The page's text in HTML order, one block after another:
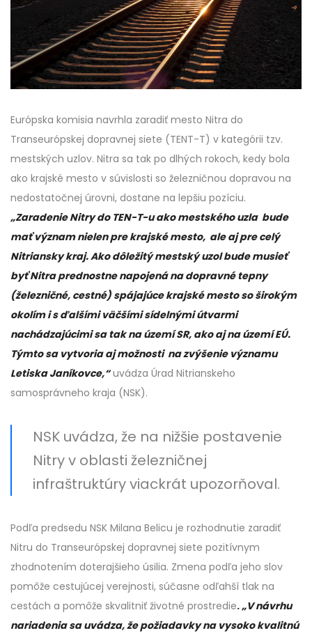
Európska komisia navrhla zaradiť mesto Nitra do
Transeurópskej dopravnej siete (TENT-T) v kategórii tzv.
mestských uzlov. Nitra sa tak po dlhých rokoch, kedy bola
ako krajské mesto v súvislosti so železničnou dopravou na
nedostatočnej úrovni, dostane na lepšiu pozíciu.
„Zaradenie Nitry do TEN-T-u ako mestského uzla bude
mať význam nielen pre krajské mesto, ale aj pre celý
Nitriansky kraj. Ako dôležitý mestský uzol bude musieť
byť Nitra prednostne napojená na dopravné tepny
(železničné, cestné) spájajúce krajské mesto so širokým
okolím i s ďalšími väčšími sídelnými útvarmi
nachádzajúcimi sa tak na území SR, ako aj na území EÚ.
Týmto sa vytvoria aj možnosti na zvýšenie významu
Letiska Janíkovce,“uvádza Úrad Nitrianskeho
samosprávneho kraja (NSK).
NSK uvádza, že na nižšie postavenie
Nitry v oblasti železničnej
infraštruktúry viackrát upozorňoval.
Podľa predsedu NSK Milana Belicu je rozhodnutie zaradiť
Nitru do Transeurópskej dopravnej siete pozitívnym
zhodnotením doterajšieho úsilia. Zmena podľa jeho slov
pomôže cestujúcej verejnosti, súčasne odľahší tlak na
cestách a pomôže skvalitniť životné prostredie.„V návrhu
nariadenia sa uvádza, že požiadavky na vysoko kvalitnú